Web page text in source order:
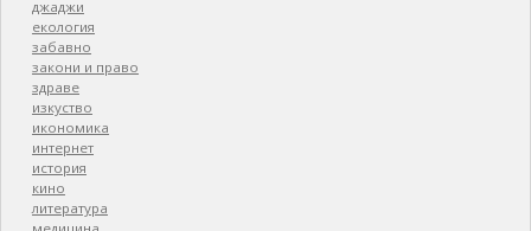
джаджи
екология
забавно
закони и право
здраве
изкуство
икономика
интернет
история
кино
литература